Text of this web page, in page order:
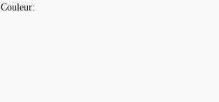
Couleur: